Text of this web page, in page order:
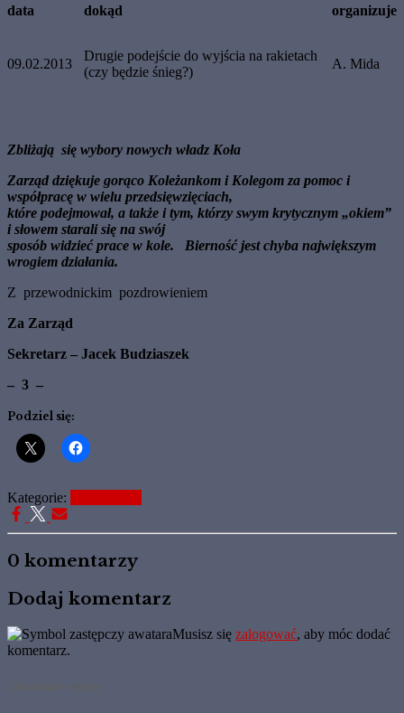
data dokąd organizuje
09.02.2013
Drugie podejście do wyjścia na rakietach
(czy będzie śnieg?)
A. Mida
Zbliżają się wybory nowych władz Koła
Zarząd dziękuje gorąco Koleżankom i Kolegom za pomoc i
współpracę w wielu przedsięwzięciach,
które podejmował, a także i tym, którzy swym krytycznym „okiem”
i słowem starali się na swój
sposób widzieć prace w kole. Bierność jest chyba największym
wrogiem działania.
Z przewodnickim pozdrowieniem
Za Zarząd
Sekretarz – Jacek Budziaszek
– 3 –
Podziel się:
Kategorie:
0 komentarzy
Dodaj komentarz
Musisz się zalogować, aby móc dodać
komentarz.